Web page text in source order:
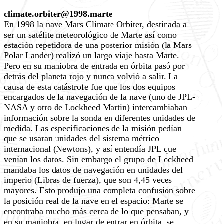
climate.orbiter@1998.marte
En 1998 la nave Mars Climate Orbiter, destinada a
ser un satélite meteorológico de Marte así como
estación repetidora de una posterior misión (la Mars
Polar Lander) realizó un largo viaje hasta Marte.
Pero en su maniobra de entrada en órbita pasó por
detrás del planeta rojo y nunca volvió a salir. La
causa de esta catástrofe fue que los dos equipos
encargados de la navegación de la nave (uno de JPL-
NASA y otro de Lockheed Martin) intercambiaban
información sobre la sonda en diferentes unidades de
medida. Las especificaciones de la misión pedían
que se usaran unidades del sistema métrico
internacional (Newtons), y así entendía JPL que
venían los datos. Sin embargo el grupo de Lockheed
mandaba los datos de navegación en unidades del
imperio (Libras de fuerza), que son 4,45 veces
mayores. Esto produjo una completa confusión sobre
la posición real de la nave en el espacio: Marte se
encontraba mucho más cerca de lo que pensaban, y
en su maniobra, en lugar de entrar en órbita, se